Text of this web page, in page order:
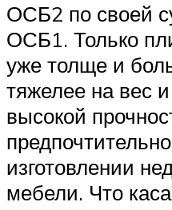
ОСБ2 по своей
ОСБ1. Только
уже толще и
тяжелее на вес
высокой
изготовлении
мебели. Что